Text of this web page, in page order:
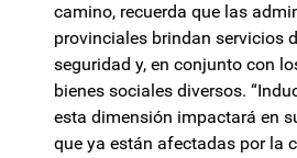
camino, recuerda que las
provinciales brindan servicios
seguridad y, en conjunto con
bienes sociales diversos.
esta dimensión impactará en
que ya están afectadas por la